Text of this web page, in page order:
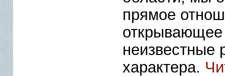
прямое
открывающее
неизвестные
характера.